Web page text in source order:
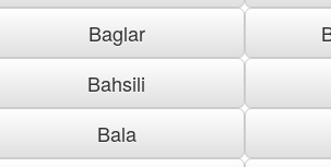
Baglar
Bahsili
Bala